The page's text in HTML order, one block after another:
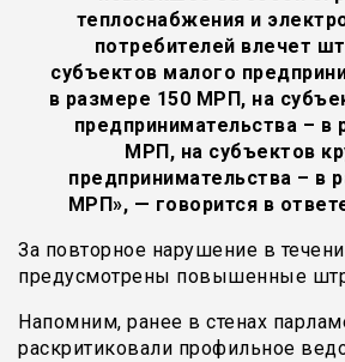
теплоснабжения и
потребителей влечет
субъектов малого
в размере 150 МРП, на
предпринимательства – в
МРП, на субъектов
предпринимательства – в
МРП», — говорится в
За повторное нарушение в
предусмотрены повышенные
Напомним, ранее в стенах
раскритиковали профильное